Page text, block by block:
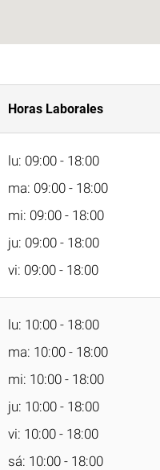
Horas Laborales
lu: 09:00 - 18:00
ma: 09:00 - 18:00
mi: 09:00 - 18:00
ju: 09:00 - 18:00
vi: 09:00 - 18:00
lu: 10:00 - 18:00
ma: 10:00 - 18:00
mi: 10:00 - 18:00
ju: 10:00 - 18:00
vi: 10:00 - 18:00
sá: 10:00 - 18:00